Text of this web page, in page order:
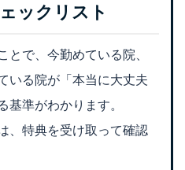
ックリスト
とで、今勤めている院、
いる院が「本当に大丈夫
基準がわかります。
、特典を受け取って確認